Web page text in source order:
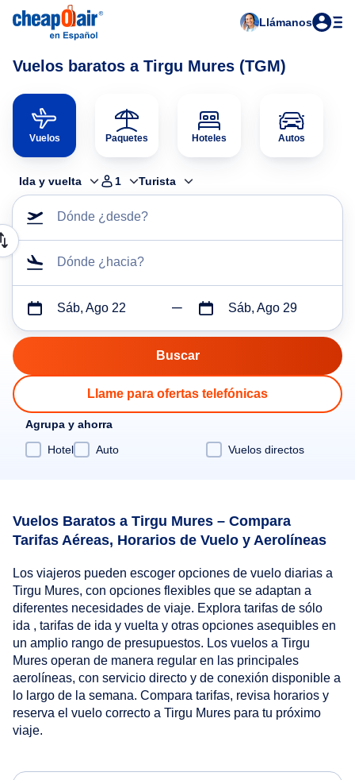
Llámanos
Vuelos baratos a Tirgu Mures (TGM)
Vuelos Paquetes Hoteles Autos
Ida y vuelta 1 Turista
Dónde ¿desde?
Dónde ¿hacia?
Sáb, Ago 22 Sáb, Ago 29
Llame para ofertas telefónicas
Agrupa y ahorra
Hotel
Auto Vuelos directos
Vuelos Baratos a Tirgu Mures – Compara
Tarifas Aéreas, Horarios de Vuelo y Aerolíneas
Los viajeros pueden escoger opciones de vuelo diarias a
Tirgu Mures, con opciones flexibles que se adaptan a
diferentes necesidades de viaje. Explora tarifas de sólo
ida , tarifas de ida y vuelta y otras opciones asequibles en
un amplio rango de presupuestos. Los vuelos a Tirgu
Mures operan de manera regular en las principales
aerolíneas, con servicio directo y de conexión disponible a
lo largo de la semana. Compara tarifas, revisa horarios y
reserva el vuelo correcto a Tirgu Mures para tu próximo
viaje.